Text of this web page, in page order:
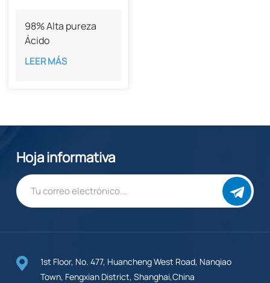
98% Alta pureza
Ácido
cannabigerólico
CAS 25555-57-1​​
LEER MÁS
Hoja informativa
1st Floor, No. 477, Huancheng West Road, Nanqiao
Town, Fengxian District, Shanghai,China